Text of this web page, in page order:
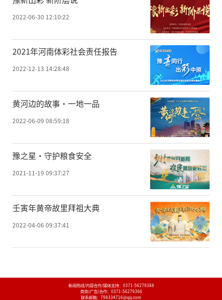
2022-06-30 12:10:22
2021年河南体彩社会责任报告
2022-12-13 14:28:48
黄河边的故事·一地一品
2022-06-09 08:59:18
豫之星·守护粮食安全
2021-11-19 09:37:27
壬寅年黄帝故里拜祖大典
2022-04-06 09:37:41
新闻热线/内容合作/媒体支持： 0371-56279388
商务(广告)合作： 0371-56279366
联系邮箱：798334716@qq.com